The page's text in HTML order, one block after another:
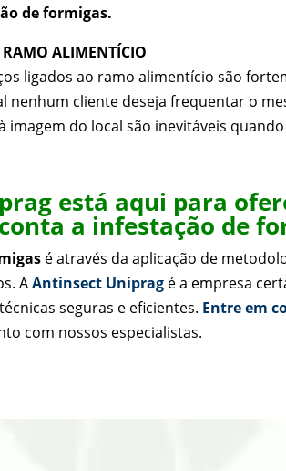
de formigas.
ALIMENTÍCIO
ligados ao ramo alimentício são
nenhum cliente deseja frequentar o
imagem do local são inevitáveis
está aqui para
a infestação de
é através da aplicação de
AAntinsect Uniprag é a empresa
seguras e eficientes. Entre em
com nossos especialistas.